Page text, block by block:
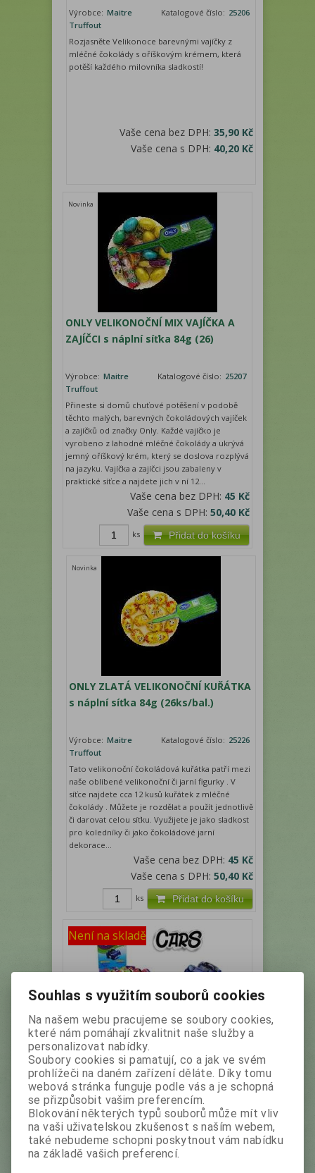
Výrobce: Maitre
Truffout
Katalogové číslo: 25206
Rozjasněte Velikonoce barevnými vajíčky z
mléčné čokolády s oříškovým krémem, která
potěší každého milovníka sladkostí!
Vaše cena bez DPH:35,90 Kč
Vaše cena s DPH: 40,20 Kč
Novinka
ONLY VELIKONOČNÍ MIX VAJÍČKA A
ZAJÍČCI s náplní síťka 84g (26)
Výrobce: Maitre
Truffout
Katalogové číslo: 25207
Přineste si domů chuťové potěšení v podobě
těchto malých, barevných čokoládových vajíček
a zajíčků od značky Only. Každé vajíčko je
vyrobeno z lahodné mléčné čokolády a ukrývá
jemný oříškový krém, který se doslova rozplývá
na jazyku. Vajíčka a zajíčci jsou zabaleny v
praktické síťce a najdete jich v ní 12...
Vaše cena bez DPH: 45 Kč
Vaše cena s DPH: 50,40 Kč
Přidat do košíku
ks
Novinka
ONLY ZLATÁ VELIKONOČNÍ KUŘÁTKA
s náplní síťka 84g (26ks/bal.)
Výrobce: Maitre
Truffout
Katalogové číslo: 25226
Tato velikonoční čokoládová kuřátka patří mezi
naše oblíbené velikonoční či jarní figurky . V
síťce najdete cca 12 kusů kuřátek z mléčné
čokolády . Můžete je rozdělat a použít jednotlivě
či darovat celou síťku. Využijete je jako sladkost
pro koledníky či jako čokoládové jarní
dekorace...
Vaše cena bez DPH: 45 Kč
Vaše cena s DPH:50,40 Kč
Přidat do košíku
ks
Není na skladě
NOVA CARS (auto) - čokovajíčko s
hračkou 25g (24)
Výrobce: Nova Katalogové číslo:
Čokoladová vajíčka s hračkou. Cena je za box
24kusů.
Souhlas s využitím souborů cookies
Na našem webu pracujeme se soubory cookies,
které nám pomáhají zkvalitnit naše služby a
personalizovat nabídky.
Soubory cookies si pamatují, co a jak ve svém
prohlížeči na daném zařízení děláte. Díky tomu
webová stránka funguje podle vás a je schopná
se přizpůsobit vašim preferencím.
Blokování některých typů souborů může mít vliv
na vaši uživatelskou zkušenost s naším webem,
také nebudeme schopni poskytnout vám nabídku
na základě vašich preferencí.